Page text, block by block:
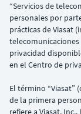
“Servicios de
personales por
prácticas de Viasat
privacidad
en el Centro de
El término “Viasat”
de la primera
refiere a Viasat,